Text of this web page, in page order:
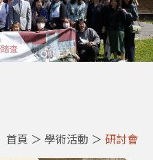
首頁 ＞ 學術活動 ＞ 研討會